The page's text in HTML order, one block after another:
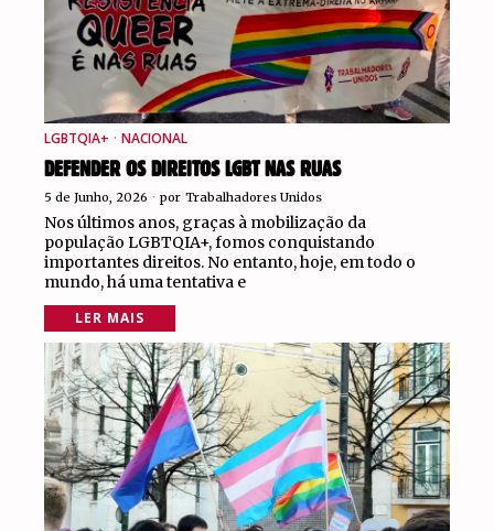
LGBTQIA+ · NACIONAL
DEFENDER OS DIREITOS LGBT NAS RUAS
5 de Junho, 2026 por Trabalhadores Unidos
Nos últimos anos, graças à mobilização da
população LGBTQIA+, fomos conquistando
importantes direitos. No entanto, hoje, em todo o
mundo, há uma tentativa e
LER MAIS